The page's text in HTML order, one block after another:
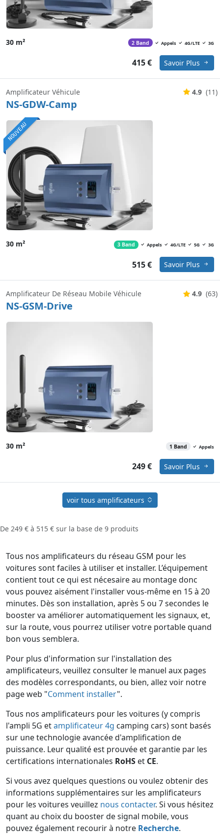
30 m² 2 Band Appels 4G/LTE 3G
415 € Savoir Plus
NOUVEAU
Amplificateur Véhicule
NS-GDW-Camp
4.9 (11)
30 m² 3 Band Appels 4G/LTE 5G 3G
515 € Savoir Plus
Amplificateur De Réseau Mobile Véhicule
NS-GSM-Drive
4.9 (63)
30 m² 1 Band Appels
249 € Savoir Plus
voir tous amplificateurs
De 249 € à 515 € sur la base de 9 produits
Tous nos amplificateurs du réseau GSM pour les
voitures sont faciles à utiliser et installer. L’équipement
contient tout ce qui est nécesaire au montage donc
vous pouvez aisément l'installer vous-même en 15 à 20
minutes. Dès son installation, après 5 ou 7 secondes le
booster va améliorer automatiquement les signaux, et,
sur la route, vous pourrez utiliser votre portable quand
bon vous semblera.
Pour plus d'information sur l'installation des
amplificateurs, veuillez consulter le manuel aux pages
des modèles correspondants, ou bien, allez voir notre
page web "Comment installer".
Tous nos amplificateurs pour les voitures (y compris
l'ampli 5G etamplificateur 4g camping cars) sont basés
sur une technologie avancée d'amplification de
puissance. Leur qualité est prouvée et garantie par les
certifications internationales RoHS et CE.
Si vous avez quelques questions ou voulez obtenir des
informations supplémentaires sur les amplificateurs
pour les voitures veuillez nous contacter. Si vous hésitez
quant au choix du booster de signal mobile, vous
pouvez également recourir à notre Recherche.